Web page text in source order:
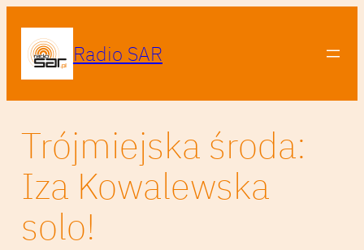
Radio SAR
Trójmiejska środa:
Iza Kowalewska
solo!